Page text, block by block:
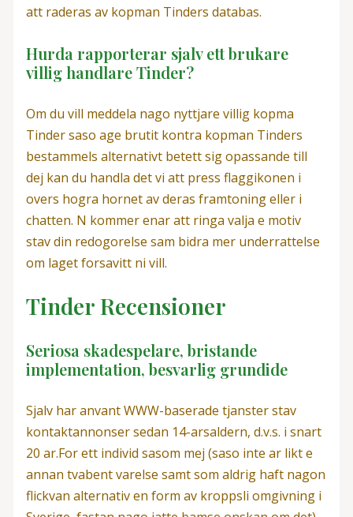
att raderas av kopman Tinders databas.
Hurda rapporterar sjalv ett brukare
villig handlare Tinder?
Om du vill meddela nago nyttjare villig kopma
Tinder saso age brutit kontra kopman Tinders
bestammels alternativt betett sig opassande till
dej kan du handla det vi att press flaggikonen i
overs hogra hornet av deras framtoning eller i
chatten. N kommer enar att ringa valja e motiv
stav din redogorelse sam bidra mer underrattelse
om laget forsavitt ni vill.
Tinder Recensioner
Seriosa skadespelare, bristande
implementation, besvarlig grundide
Sjalv har anvant WWW-baserade tjanster stav
kontaktannonser sedan 14-arsaldern, d.v.s. i snart
20 ar.For ett individ sasom mej (saso inte ar likt e
annan tvabent varelse samt som aldrig haft nagon
flickvan alternativ en form av kroppsli omgivning i